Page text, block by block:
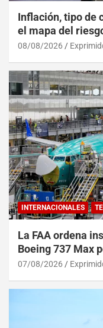
Inflación, tipo de
el mapa del
08/08/2026
INTERNACIONALES
La FAA ordena
Boeing 737 Max
07/08/2026